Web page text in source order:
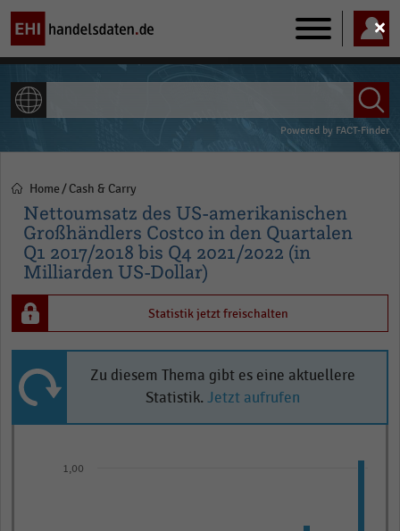
Main
navigation
Powered by FACT-Finder
Pfadnavigation
Home Cash & Carry
Nettoumsatz des US-amerikanischen
Großhändlers Costco in den Quartalen
Q1 2017/2018 bis Q4 2021/2022 (in
Milliarden US-Dollar)
Statistik jetzt freischalten
Zu diesem Thema gibt es eine aktuellere
Statistik. Jetzt aufrufen
1,00